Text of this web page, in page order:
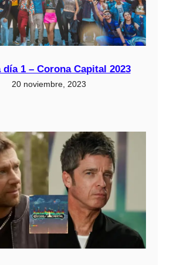
día 1 – Corona Capital 2023
20 noviembre, 2023